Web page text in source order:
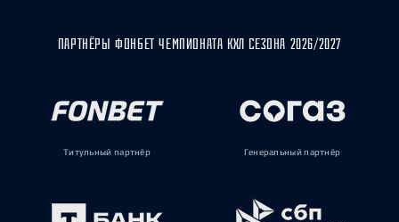
ПАРТНЁРЫ ФОНБЕТ ЧЕМПИОНАТА КХЛ СЕЗОНА 2026/2027
Титульный партнёр Генеральный партнёр